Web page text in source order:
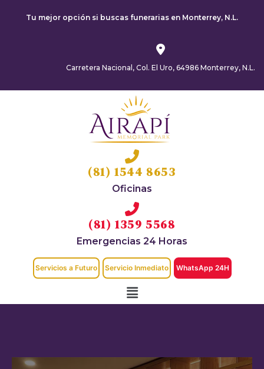
Tu mejor opción si buscas funerarias en Monterrey, N.L.
Carretera Nacional, Col. El Uro, 64986 Monterrey, N.L.
(81) 1544 8653
Oficinas
(81) 1359 5568
Emergencias 24 Horas
Servicios a Futuro Servicio Inmediato WhatsApp 24H